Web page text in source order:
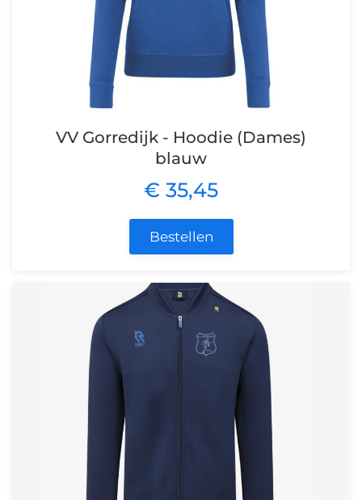
VV Gorredijk - Hoodie (Dames)
blauw
€ 35,45
Bestellen